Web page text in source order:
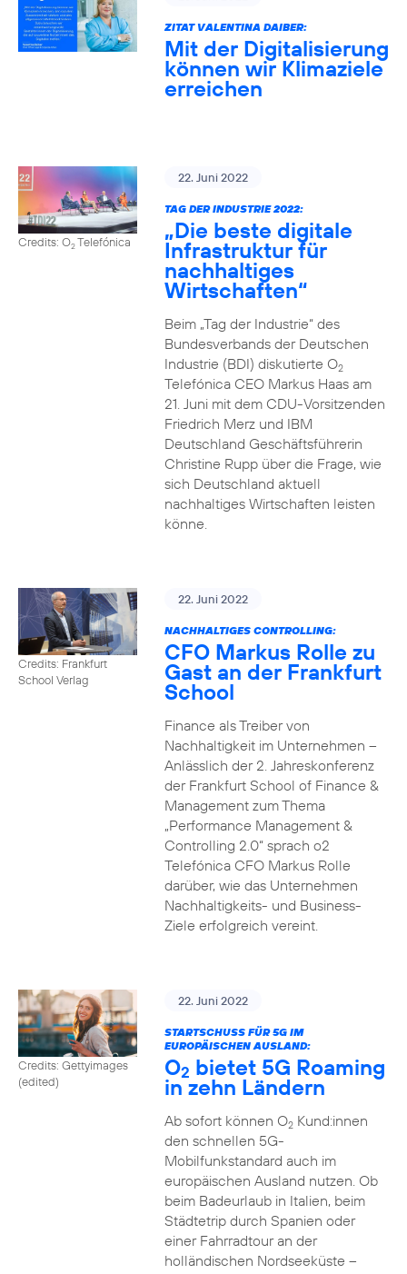
ZITAT VALENTINA DAIBER:
Mit der Digitalisierung
können wir Klimaziele
erreichen
Credits: O2Telefónica
22. Juni 2022
TAG DER INDUSTRIE 2022:
„Die beste digitale
Infrastruktur für
nachhaltiges
Wirtschaften“
Beim „Tag der Industrie“ des
Bundesverbands der Deutschen
Industrie (BDI) diskutierte O2
Telefónica CEO Markus Haas am
21. Juni mit dem CDU-Vorsitzenden
Friedrich Merz und IBM
Deutschland Geschäftsführerin
Christine Rupp über die Frage, wie
sich Deutschland aktuell
nachhaltiges Wirtschaften leisten
könne.
Credits: Frankfurt
School Verlag
22. Juni 2022
NACHHALTIGES CONTROLLING:
CFO Markus Rolle zu
Gast an der Frankfurt
School
Finance als Treiber von
Nachhaltigkeit im Unternehmen –
Anlässlich der 2. Jahreskonferenz
der Frankfurt School of Finance &
Management zum Thema
„Performance Management &
Controlling 2.0“ sprach o2
Telefónica CFO Markus Rolle
darüber, wie das Unternehmen
Nachhaltigkeits- und Business-
Ziele erfolgreich vereint.
Credits: Gettyimages
(edited)
22. Juni 2022
STARTSCHUSS FÜR 5G IM
EUROPÄISCHEN AUSLAND:
O2 bietet 5G Roaming
in zehn Ländern
Ab sofort können O2Kund:innen
den schnellen 5G-
Mobilfunkstandard auch im
europäischen Ausland nutzen. Ob
beim Badeurlaub in Italien, beim
Städtetrip durch Spanien oder
einer Fahrradtour an der
holländischen Nordseeküste –